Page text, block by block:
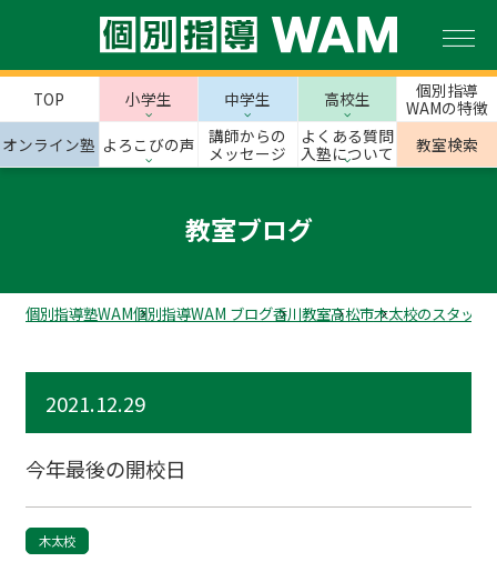
TOP 小学生 中学生 高校生
個別指導
WAMの特徴
オンライン塾 よろこびの声
講師からの
メッセージ
よくある質問
入塾について
教室検索
教室ブログ
個別指導塾WAM個別指導WAM ブログ香川教室高松市木太校のスタッフ
2021.12.29
今年最後の開校日
木太校